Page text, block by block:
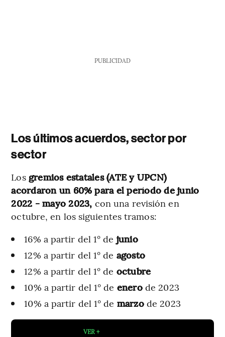
PUBLICIDAD
Los últimos acuerdos, sector por
sector
Los gremios estatales (ATE y UPCN)
acordaron un 60% para el período de junio
2022 - mayo 2023, con una revisión en
octubre, en los siguientes tramos:
16% a partir del 1° de junio
12% a partir del 1° de agosto
12% a partir del 1° de octubre
10% a partir del 1° de enerode 2023
10% a partir del 1° de marzode 2023
VER +